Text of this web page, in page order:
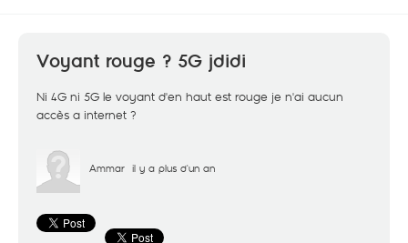
Voyant rouge ? 5G jdidi
Ni 4G ni 5G le voyant d'en haut est rouge je n'ai aucun
accès a internet ?
Ammar il y a plus d'un an